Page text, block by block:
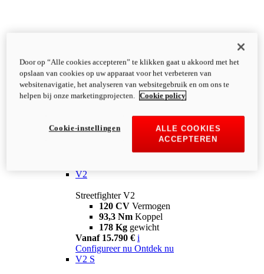
V2
Streetfighter V2
120 CV Vermogen
93,3 Nm Koppel
178 Kg gewicht
Vanaf 15.790 € i
Configureer nu Ontdek nu
V2 S
Door op “Alle cookies accepteren” te klikken gaat u akkoord met het
opslaan van cookies op uw apparaat voor het verbeteren van
websitenavigatie, het analyseren van websitegebruik en om ons te
helpen bij onze marketingprojecten.
Cookie policy
ALLE COOKIES
ACCEPTEREN
Cookie-instellingen